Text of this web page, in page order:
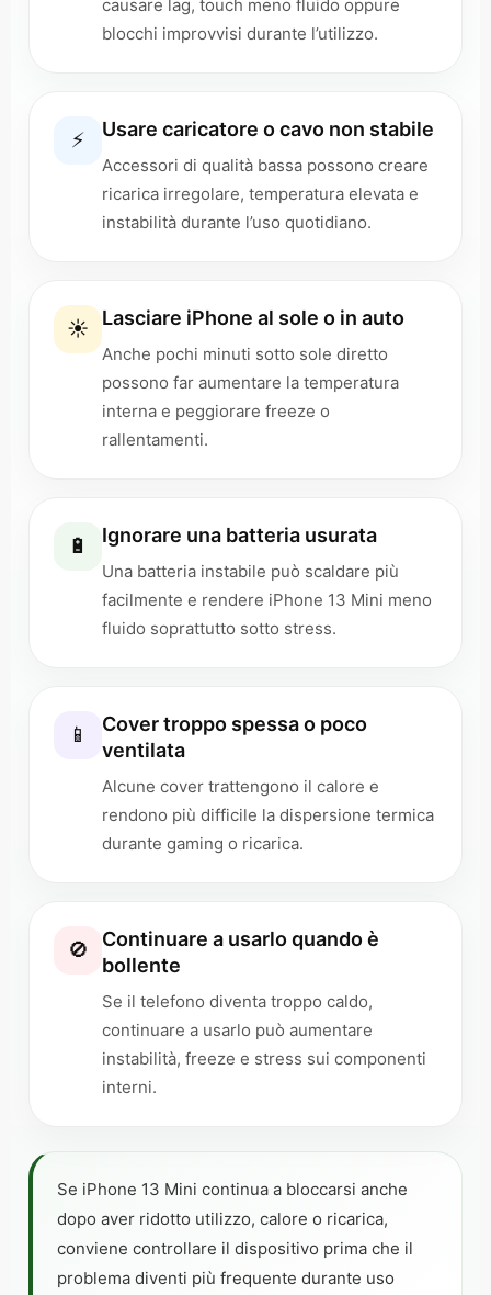
causare lag, touch meno fluido oppure
blocchi improvvisi durante l’utilizzo.
⚡ Usare caricatore o cavo non stabile
Accessori di qualità bassa possono creare
ricarica irregolare, temperatura elevata e
instabilità durante l’uso quotidiano.
☀️ Lasciare iPhone al sole o in auto
Anche pochi minuti sotto sole diretto
possono far aumentare la temperatura
interna e peggiorare freeze o
rallentamenti.
🔋 Ignorare una batteria usurata
Una batteria instabile può scaldare più
facilmente e rendere iPhone 13 Mini meno
fluido soprattutto sotto stress.
📱
Cover troppo spessa o poco
ventilata
Alcune cover trattengono il calore e
rendono più difficile la dispersione termica
durante gaming o ricarica.
🚫
Continuare a usarlo quando è
bollente
Se il telefono diventa troppo caldo,
continuare a usarlo può aumentare
instabilità, freeze e stress sui componenti
interni.
Se iPhone 13 Mini continua a bloccarsi anche
dopo aver ridotto utilizzo, calore o ricarica,
conviene controllare il dispositivo prima che il
problema diventi più frequente durante uso